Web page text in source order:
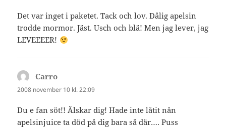
Det var inget i paketet. Tack och lov. Dålig apelsin
trodde mormor. Jäst. Usch och blä! Men jag lever, jag
LEVEEEER!
Carro
2008 november 10 kl. 22:09
Du e fan söt!! Älskar dig! Hade inte låtit nån
apelsinjuice ta död på dig bara så där…. Puss